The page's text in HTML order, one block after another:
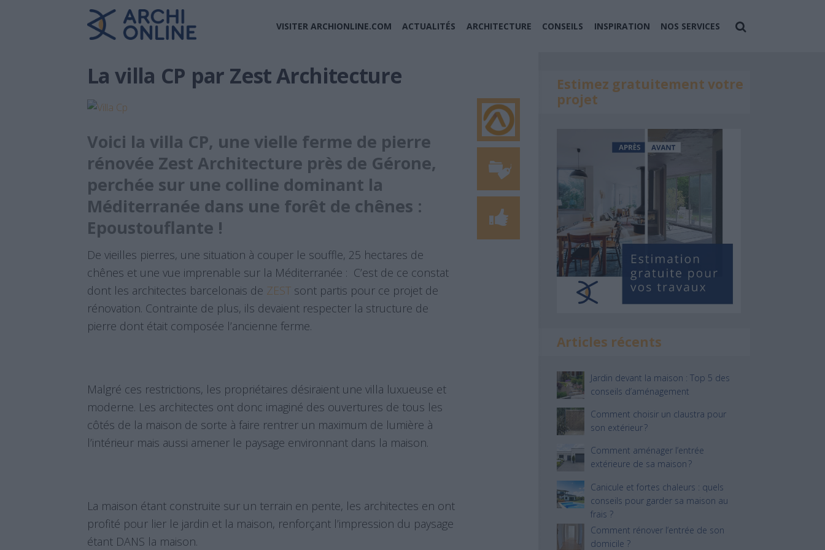
VISITER ARCHIONLINE.COM ACTUALITÉS ARCHITECTURE CONSEILS INSPIRATION NOS SERVICES
La villa CP par Zest Architecture
Voici la villa CP, une vielle ferme de pierre
rénovée Zest Architecture près de Gérone,
perchée sur une colline dominant la
Méditerranée dans une forêt de chênes :
Epoustouflante !
De vieilles pierres, une situation à couper le souffle, 25 hectares de
chênes et une vue imprenable sur la Méditerranée : C’est de ce constat
dont les architectes barcelonais de ZEST sont partis pour ce projet de
rénovation. Contrainte de plus, ils devaient respecter la structure de
pierre dont était composée l’ancienne ferme.
Malgré ces restrictions, les propriétaires désiraient une villa luxueuse et
moderne. Les architectes ont donc imaginé des ouvertures de tous les
côtés de la maison de sorte à faire rentrer un maximum de lumière à
l’intérieur mais aussi amener le paysage environnant dans la maison.
La maison étant construite sur un terrain en pente, les architectes en ont
profité pour lier le jardin et la maison, renforçant l’impression du paysage
étant DANS la maison.
Estimez gratuitement votre
projet
Articles récents
Jardin devant la maison : Top 5 des
conseils d’aménagement
Comment choisir un claustra pour
son extérieur ?
Comment aménager l’entrée
extérieure de sa maison ?
Canicule et fortes chaleurs : quels
conseils pour garder sa maison au
frais ?
Comment rénover l’entrée de son
domicile ?